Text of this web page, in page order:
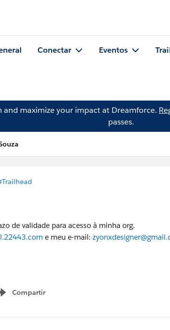
Conectar Eventos
and maximize your impact at Dreamforce.
passes.
de validade para acesso à minha org.
e meu e-mail:
Compartir
Show menu